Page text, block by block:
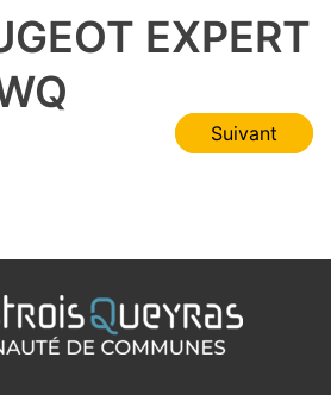
EXPERT
Suivant